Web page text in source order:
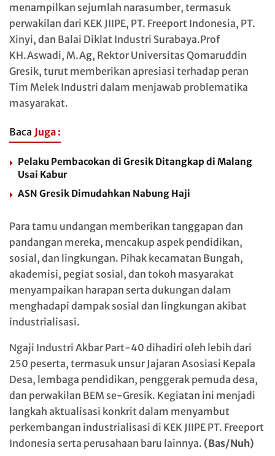
menampilkan sejumlah narasumber, termasuk
perwakilan dari KEK JIIPE, PT. Freeport Indonesia, PT.
Xinyi, dan Balai Diklat Industri Surabaya.Prof
KH.Aswadi, M.Ag, Rektor Universitas Qomaruddin
Gresik, turut memberikan apresiasi terhadap peran
Tim Melek Industri dalam menjawab problematika
masyarakat.
Baca Juga :
Pelaku Pembacokan di Gresik Ditangkap di Malang
Usai Kabur
ASN Gresik Dimudahkan Nabung Haji
Para tamu undangan memberikan tanggapan dan
pandangan mereka, mencakup aspek pendidikan,
sosial, dan lingkungan. Pihak kecamatan Bungah,
akademisi, pegiat sosial, dan tokoh masyarakat
menyampaikan harapan serta dukungan dalam
menghadapi dampak sosial dan lingkungan akibat
industrialisasi.
Ngaji Industri Akbar Part-40 dihadiri oleh lebih dari
250 peserta, termasuk unsur Jajaran Asosiasi Kepala
Desa, lembaga pendidikan, penggerak pemuda desa,
dan perwakilan BEM se-Gresik. Kegiatan ini menjadi
langkah aktualisasi konkrit dalam menyambut
perkembangan industrialisasi di KEK JIIPE PT. Freeport
Indonesia serta perusahaan baru lainnya. (Bas/Nuh)